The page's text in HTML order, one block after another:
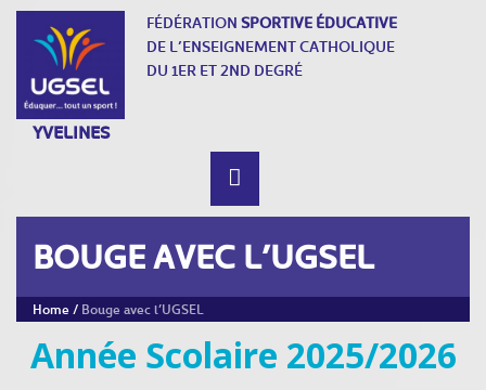
YVELINES
FÉDÉRATION SPORTIVE ÉDUCATIVE
DE L’ENSEIGNEMENT CATHOLIQUE
DU 1ER ET 2ND DEGRÉ
BOUGE AVEC L’UGSEL
Home / Bouge avec l’UGSEL
Année Scolaire 2025/2026